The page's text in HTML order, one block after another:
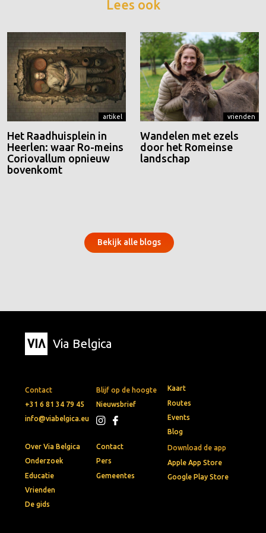
Lees ook
artikel
Het Raadhuisplein in
Heerlen: waar Ro-meins
Coriovallum opnieuw
bovenkomt
vrienden
Wandelen met ezels
door het Romeinse
landschap
Bekijk alle blogs
Via Belgica
Contact
+31 6 81 34 79 45
info@viabelgica.eu
Blijf op de hoogte
Nieuwsbrief
Download de app
Apple App Store
Google Play Store
Kaart
Routes
Events
Blog
Over Via Belgica
Onderzoek
Educatie
Vrienden
De gids
Contact
Pers
Gemeentes